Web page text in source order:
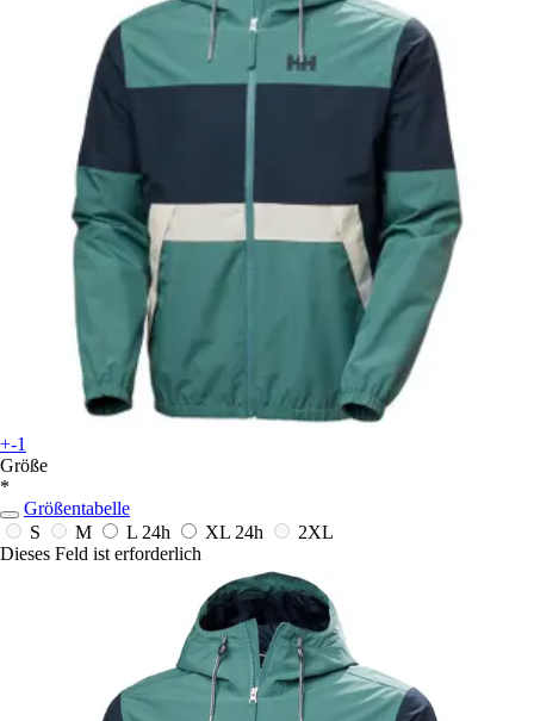
+-1
Größe
*
Größentabelle
S
M L 24h XL 24h
2XL
Dieses Feld ist erforderlich